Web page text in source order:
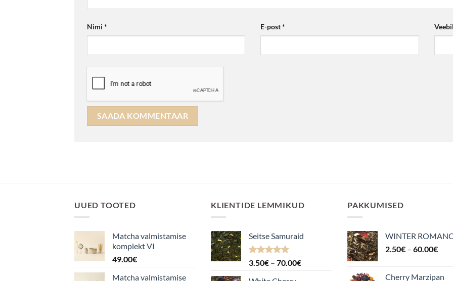
Nimi * E-post*
UUED TOOTED
Matcha valmistamise
komplekt VI
49.00€
Matcha valmistamise
KLIENTIDE LEMMIKUD
Seitse Samuraid
Hinnanguga
3.50€ – 70.00€Hinnavahemik:
PAKKUMISED
WINTER
2.50€ – 60.00€
Cherry Marzipan